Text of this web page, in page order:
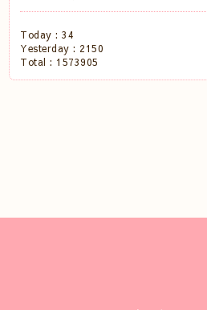
Today :34
Yesterday : 2150
Total : 1573905